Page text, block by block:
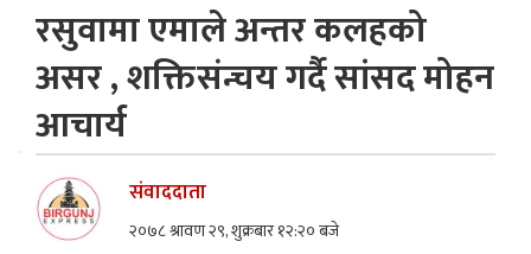
रसुवामा एमाले अन्तर कलहको
असर , शक्तिसंन्चय गर्दै सांसद मोहन
आचार्य
संवाददाता
२०७८ श्रावण २९, शुक्रबार १२:२० बजे